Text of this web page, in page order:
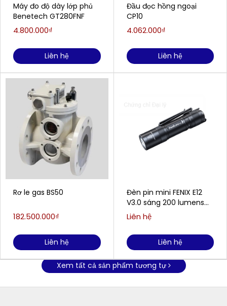
Máy đo độ dày lớp phủ
Benetech GT280FNF
4.800.000₫
Liên hệ
Rơ le gas BS50
182.500.000₫
Liên hệ
Đầu đọc hồng ngoại
CP10
4.062.000₫
Liên hệ
Đèn pin mini FENIX E12
V3.0 sáng 200 lumens
chiếu xa 78m
Liên hệ
Liên hệ
Xem tất cả sản phẩm tương tự